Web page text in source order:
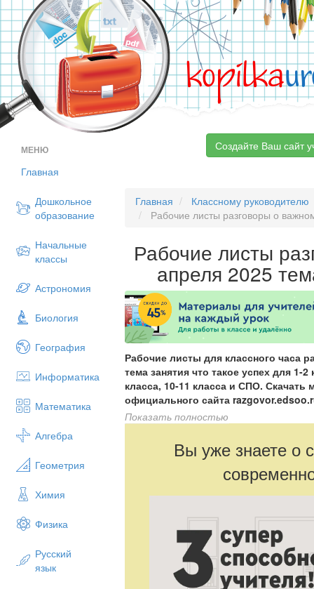
kopilka
МЕНЮ
Главная
Дошкольное
образование
Начальные
классы
Астрономия
Биология
География
Информатика
Математика
Алгебра
Геометрия
Химия
Физика
Русский
язык
Создайте Ваш сайт
Главная
Классному руководителю
Рабочие листы разговоры о
Рабочие листы
апреля 2025
Рабочие листы для классного часа
тема занятия что такое успех для 1-
класса, 10-11 класса и СПО. Скачать
официального сайта
представлений обучающихся о
ценности созидательного труда и
потенциала каждого гражданина
Показать полностью
Вы уже знаете о